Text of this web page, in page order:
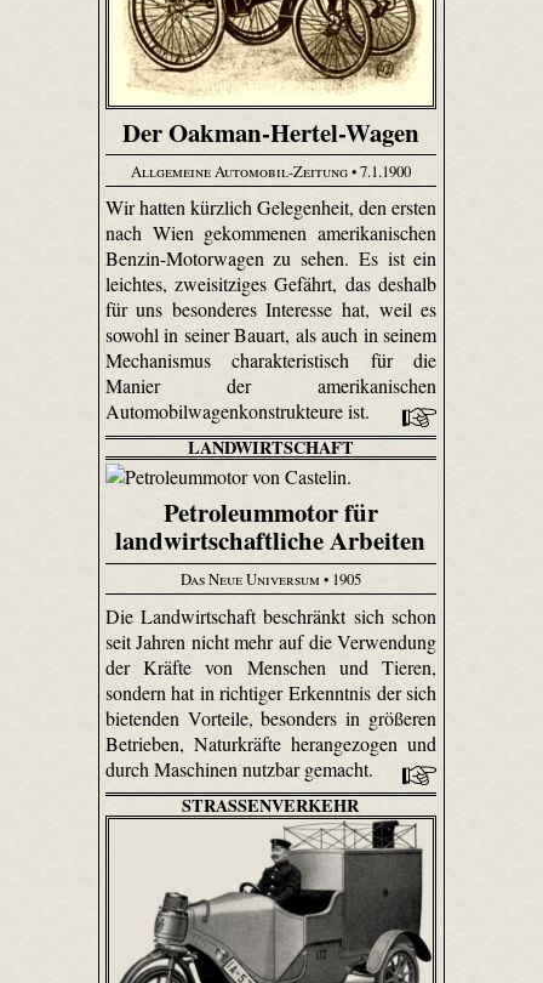
Der Oakman-Hertel-Wagen
Allgemeine Automobil-Zeitung• 7.1.1900
Wir hatten kürzlich Gelegenheit, den ersten
nach Wien gekommenen amerikanischen
Benzin-Motorwagen zu sehen. Es ist ein
leichtes, zweisitziges Gefährt, das deshalb
für uns besonderes Interesse hat, weil es
sowohl in seiner Bauart, als auch in seinem
Mechanismus charakteristisch für die
Manier der amerikanischen
Automobilwagenkonstrukteure ist.
LANDWIRTSCHAFT
Petroleummotor für
landwirtschaftliche Arbeiten
Das Neue Universum• 1905
Die Landwirtschaft beschränkt sich schon
seit Jahren nicht mehr auf die Verwendung
der Kräfte von Menschen und Tieren,
sondern hat in richtiger Erkenntnis der sich
bietenden Vorteile, besonders in größeren
Betrieben, Naturkräfte herangezogen und
durch Maschinen nutzbar gemacht.
STRASSENVERKEHR